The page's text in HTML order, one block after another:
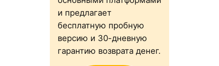
и предлагает
бесплатную пробную
версию и 30-дневную
гарантию возврата денег.